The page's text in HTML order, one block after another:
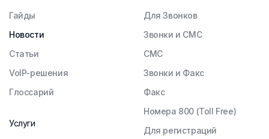
Гайды
Новости
Статьи
VoIP-решения
Глоссарий
Услуги
Для Звонков
Звонки и СМС
СМС
Звонки и Факс
Факс
Номера 800 (Toll Free)
Для регистраций